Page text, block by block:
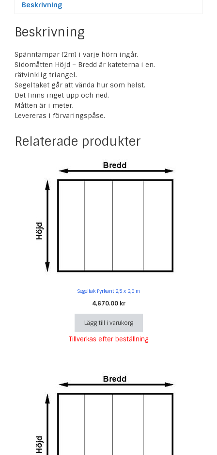
Beskrivning
Beskrivning
Spänntampar (2m) i varje hörn ingår.
Sidomåtten Höjd – Bredd är kateterna i en.
rätvinklig triangel.
Segeltaket går att vända hur som helst.
Det finns inget upp och ned.
Måtten är i meter.
Levereras i förvaringspåse.
Relaterade produkter
Segeltak Fyrkant 2,5 x 3,0 m
4,670.00 kr
Lägg till i varukorg
Tillverkas efter beställning